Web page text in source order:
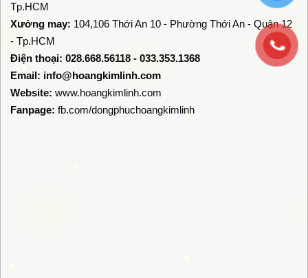
Tp.HCM
Xưởng may: 104,106 Thới An 10 - Phường Thới An - Quận 12
- Tp.HCM
Điện thoại: 028.668.56118 - 033.353.1368
Email: info@hoangkimlinh.com
Website: www.hoangkimlinh.com
Fanpage: fb.com/dongphuchoangkimlinh